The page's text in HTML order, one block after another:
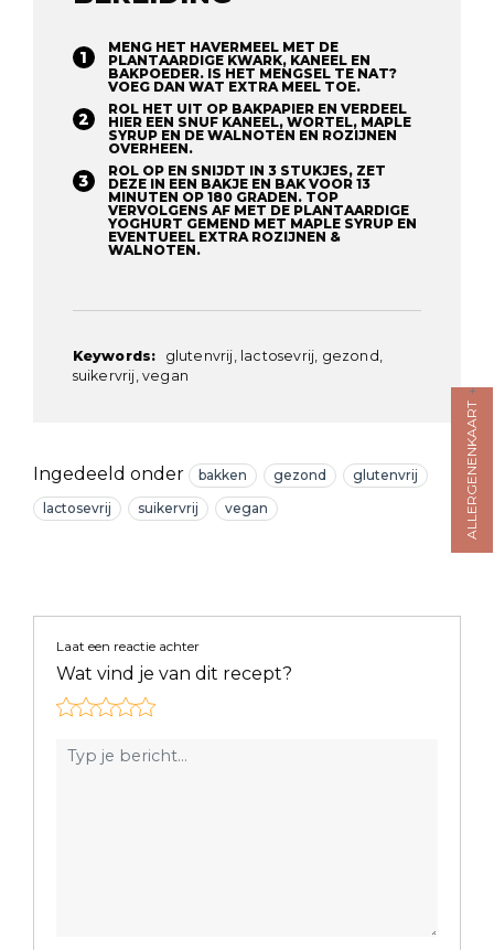
ALLERGENENKAART
MENG HET HAVERMEEL MET DE
PLANTAARDIGE KWARK, KANEEL EN
BAKPOEDER. IS HET MENGSEL TE NAT?
VOEG DAN WAT EXTRA MEEL TOE.
ROL HET UIT OP BAKPAPIER EN VERDEEL
HIER EEN SNUF KANEEL, WORTEL, MAPLE
SYRUP EN DE WALNOTEN EN ROZIJNEN
OVERHEEN.
ROL OP EN SNIJDT IN 3 STUKJES, ZET
DEZE IN EEN BAKJE EN BAK VOOR 13
MINUTEN OP 180 GRADEN. TOP
VERVOLGENS AF MET DE PLANTAARDIGE
YOGHURT GEMEND MET MAPLE SYRUP EN
EVENTUEEL EXTRA ROZIJNEN &
WALNOTEN.
Keywords:
glutenvrij, lactosevrij, gezond,
suikervrij, vegan
Ingedeeld onder bakken gezond
glutenvrij
lactosevrij
suikervrij vegan
Laat een reactie achter
Wat vind je van dit recept?